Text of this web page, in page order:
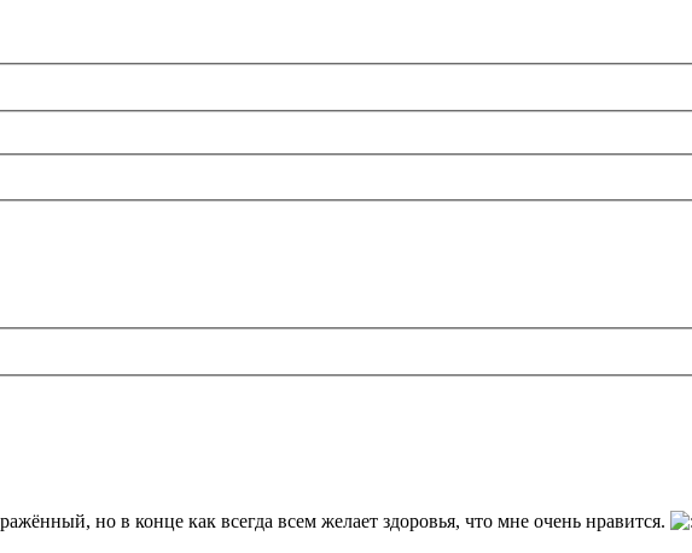
но в конце как всегда всем желает здоровья, что мне очень нравится.